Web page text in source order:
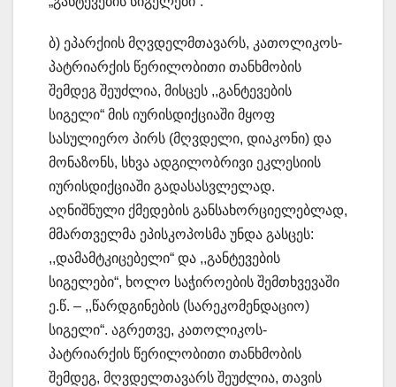
ბ) ეპარქიის მღვდელმთავარს, კათოლიკოს-
პატრიარქის წერილობითი თანხმობის
შემდეგ შეუძლია, მისცეს ,,განტევების
სიგელი“ მის იურისდიქციაში მყოფ
სასულიერო პირს (მღვდელი, დიაკონი) და
მონაზონს, სხვა ადგილობრივი ეკლესიის
იურისდიქციაში გადასასვლელად.
აღნიშნული ქმედების განსახორციელებლად,
მმართველმა ეპისკოპოსმა უნდა გასცეს:
,,დამამტკიცებელი“ და ,,განტევების
სიგელები“, ხოლო საჭიროების შემთხვევაში
ე.წ. – ,,წარდგინების (სარეკომენდაციო)
სიგელი“. აგრეთვე, კათოლიკოს-
პატრიარქის წერილობითი თანხმობის
შემდეგ, მღვდელთავარს შეუძლია, თავის